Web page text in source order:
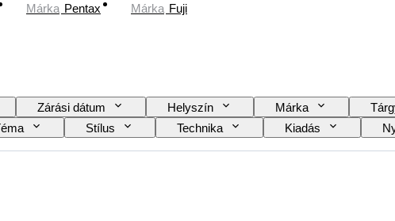
Márka Pentax Márka Fuji
Zárási dátum Helyszín Márka
Stílus Technika Kiadás
típusa Videofelvevő típusa Teleszkóp típusa